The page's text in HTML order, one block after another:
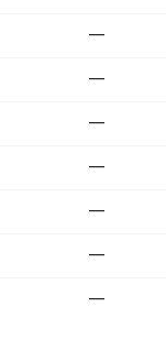
—
—
—
—
—
—
—